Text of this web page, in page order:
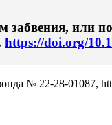
или
https://doi.org/
№ 22-28-01087,